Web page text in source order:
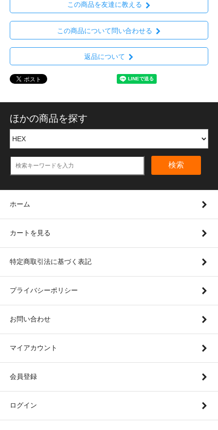
この商品を友達に教える
この商品について問い合わせる
返品について
ほかの商品を探す
検索
ホーム
カートを見る
特定商取引法に基づく表記
プライバシーポリシー
お問い合わせ
マイアカウント
会員登録
ログイン